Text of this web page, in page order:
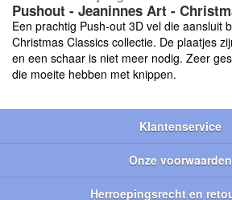
Pushout - Jeaninnes Art -
Een prachtig Push-out 3D vel die aansluit
Christmas Classics collectie. De plaatjes
en een schaar is niet meer nodig. Zeer
die moeite hebben met knippen.
Klantenservice
Onze voorwaarden
Herroepingsrecht en